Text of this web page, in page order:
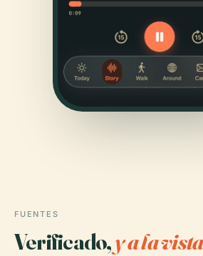
FUENTES
Verificado,y a la